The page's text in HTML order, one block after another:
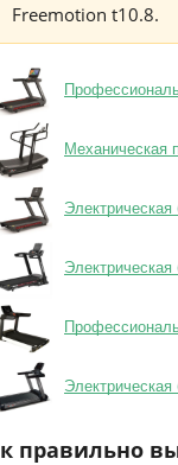
Freemotion t10.8.
Механическая
правильно